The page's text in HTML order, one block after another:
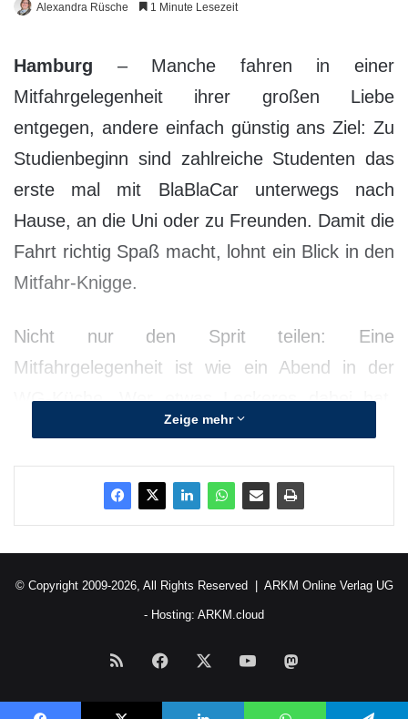
Alexandra Rüsche 1 Minute Lesezeit
Hamburg – Manche fahren in einer
Mitfahrgelegenheit ihrer großen Liebe
entgegen, andere einfach günstig ans Ziel: Zu
Studienbeginn sind zahlreiche Studenten das
erste mal mit BlaBlaCar unterwegs nach
Hause, an die Uni oder zu Freunden. Damit die
Fahrt richtig Spaß macht, lohnt ein Blick in den
Mitfahr-Knigge.
Nicht nur den Sprit teilen: Eine
Mitfahrgelegenheit ist wie ein Abend in der
WG-Küche. Wer etwas Leckeres dabei hat,
sollte auch teilen. Das gilt für Bonbons und
Schokolade, nicht aber für den Partner.
Zeige mehr
© Copyright 2009-2026, All Rights Reserved | ARKM Online Verlag UG
- Hosting: ARKM.cloud
RSS Facebook YouTube